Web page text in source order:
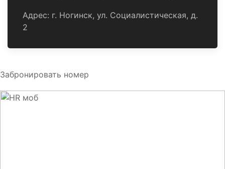
Адрес: г. Ногинск, ул. Социалистическая, д.
2
Забронировать номер